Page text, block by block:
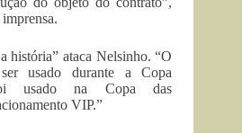
história” ataca Nelsinho. “O
usado durante a Copa
usado na Copa das
VIP.”